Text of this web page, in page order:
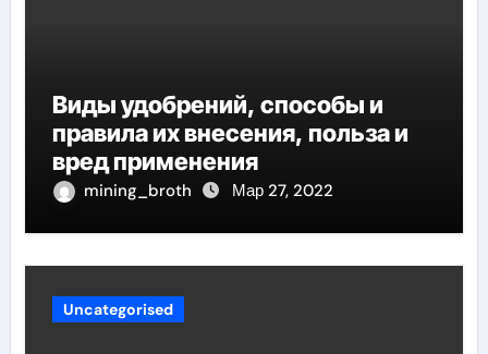
Виды удобрений, способы и
правила их внесения, польза и
вред применения
mining_broth Мар 27, 2022
Uncategorised